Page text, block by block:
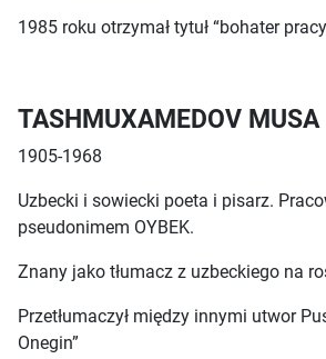
1985 roku otrzymał tytuł “bohater
TASHMUXAMEDOV MUSA
1905-1968
Uzbecki i sowiecki poeta i pisarz.
pseudonimem OYBEK.
Znany jako tłumacz z uzbeckiego na
Przetłumaczył między innymi utwor
Onegin”